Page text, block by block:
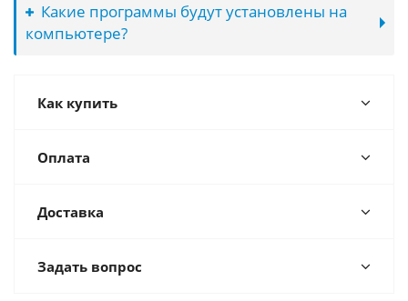
Какие программы будут установлены на
компьютере?
Как купить
Оплата
Доставка
Задать вопрос